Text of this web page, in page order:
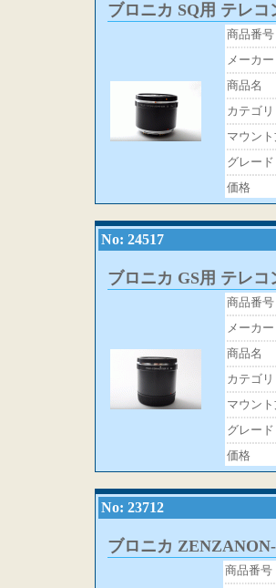
ブロニカ SQ用 テレコ
商品番号
メーカー
商品名
カテゴリ
マウン
グレード
価格
No: 24517
ブロニカ GS用 テレ
商品番号
メーカー
商品名
カテゴリ
マウン
グレード
価格
No: 23712
ブロニカ
商品番号